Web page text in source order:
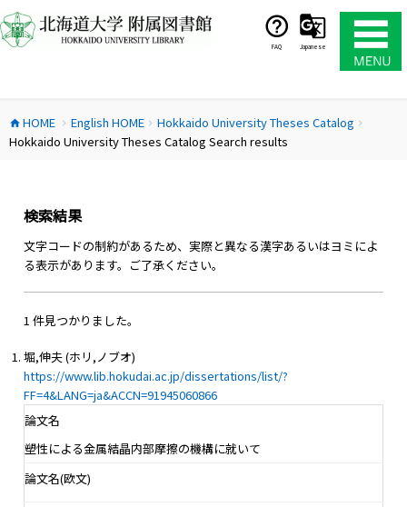
ン
テ
ス
キ
FAQ Japanese
home HOME chevron_right English HOMEchevron_right Hokkaido University Theses Catalog chevron_right
Hokkaido University Theses Catalog Search results
検索結果
文字コードの制約があるため、実際と異なる漢字あるいはヨミによ
る表示があります。ご了承ください。
1 件見つかりました。
堀,伸夫 (ホリ,ノブオ)
https://www.lib.hokudai.ac.jp/dissertations/list/?
FF=4&LANG=ja&ACCN=91945060866
論文名
塑性による金属結晶内部摩擦の機構に就いて
論文名(欧文)